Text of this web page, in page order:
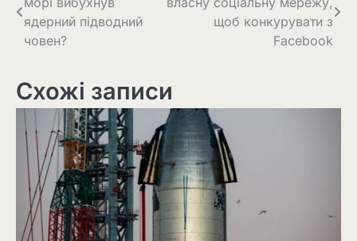
записів
ядерний підводний
човен?
щоб конкурувати з
Facebook
Схожі записи